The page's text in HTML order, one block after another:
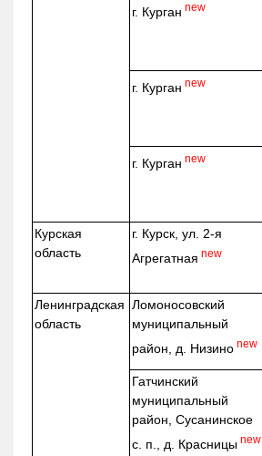
г. Курган new
г. Курган new
г. Курган new
Курская
область
г. Курск, ул. 2-я
Агрегатная new
Ленинградская
область
Ломоносовский
муниципальный
район, д. Низино new
Гатчинский
муниципальный
район, Сусанинское
с. п., д. Красницы new